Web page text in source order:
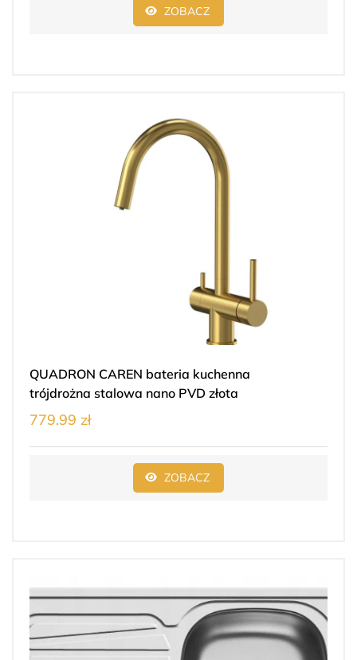
ZOBACZ
QUADRON CAREN bateria kuchenna
trójdrożna stalowa nano PVD złota
779.99 zł
ZOBACZ